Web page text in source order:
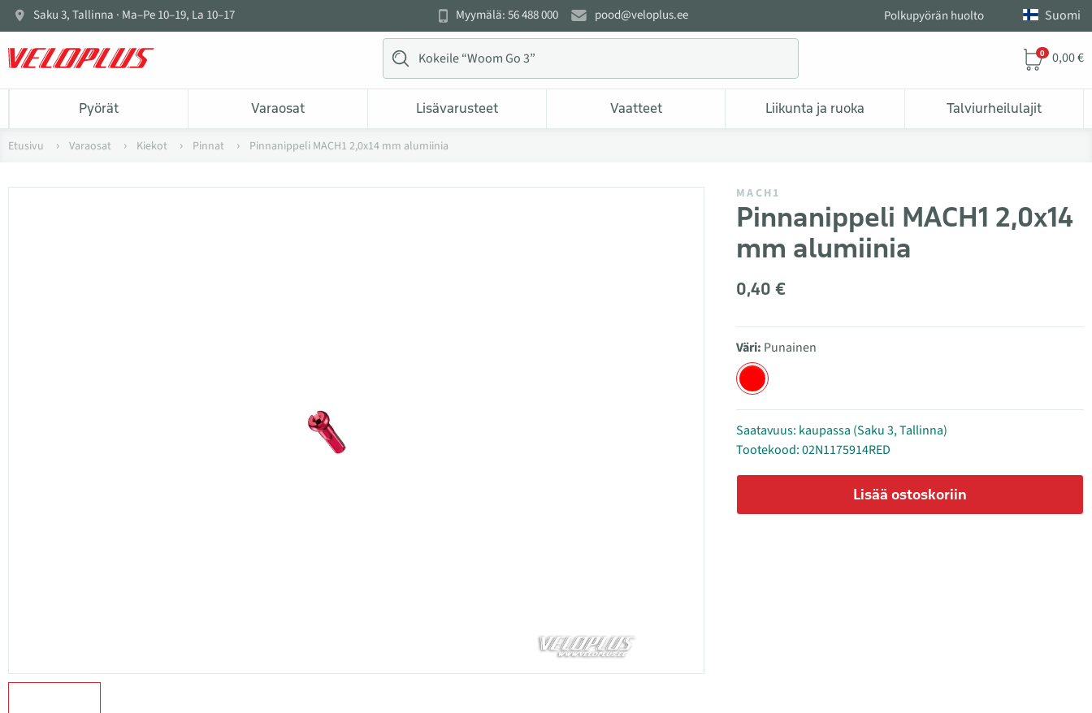
Saku 3, Tallinna · Ma–Pe 10–19, La 10–17 Myymälä: 56 488 000 pood@veloplus.ee Polkupyörän huolto Suomi
0 0,00 €
Pyörät Varaosat Lisävarusteet Vaatteet Liikunta ja ruoka Talviurheilulajit
Etusivu Varaosat Kiekot Pinnat Pinnanippeli MACH1 2,0x14 mm alumiinia
MACH1
Pinnanippeli MACH1 2,0x14
mm alumiinia
0,40 €
Väri: Punainen
Saatavuus: kaupassa (Saku 3, Tallinna)
Tootekood: 02N1175914RED
Lisää ostoskoriin